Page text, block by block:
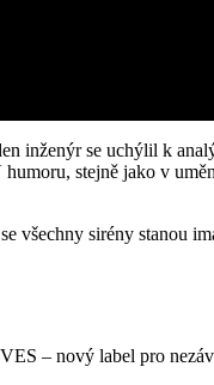
inženýr se uchýlil k
stejně jako v
všechny sirény stanou
– nový label pro